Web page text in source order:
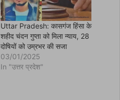
Uttar Pradesh: कासगंज हिंसा के
शहीद चंदन गुप्ता को मिला न्याय, 28
दोषियों को उम्रभर की सजा
03/01/2025
In "उत्तर प्रदेश"